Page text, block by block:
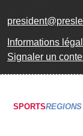
Informations
Signaler un
SPORTSREGIONS